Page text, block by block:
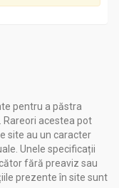
pentru a păstra
acestea pot
site au un caracter
Unele specificații
fără preaviz sau
prezente în site sunt